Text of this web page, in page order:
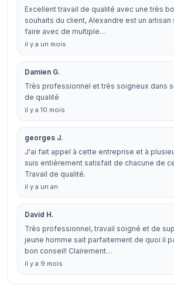
Excellent travail de qualité avec une très
souhaits du client, Alexandre est un
faire avec de multiple…
il y a un mois
Damien G.
Très professionnel et très soigneux dans
de qualité
il y a 10 mois
georges J.
J'ai fait appel à cette entreprise et à
suis entièrement satisfait de chacune de
Travail de qualité.
il y a un an
David H.
Très professionnel, travail soigné et de
jeune homme sait parfaitement de quoi il
bon conseil! Clairement…
il y a 9 mois